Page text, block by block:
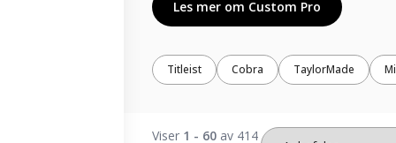
Les mer om Custom Pro
Titleist Cobra TaylorMade
Viser 1 - 60 av 414